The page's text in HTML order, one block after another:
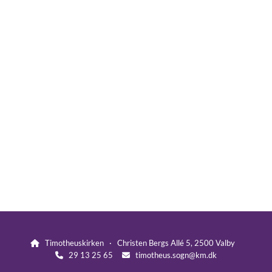
Timotheuskirken · Christen Bergs Allé 5, 2500 Valby
 29 13 25 65  timotheus.sogn@km.dk